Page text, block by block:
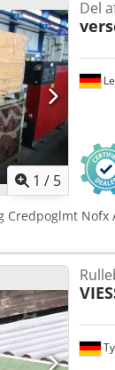
1 / 5
Del
Credpoglmt Nofx